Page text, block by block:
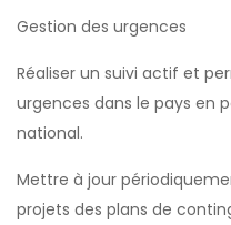
Gestion des urgences
Réaliser un suivi actif et
urgences dans le pays en
national.
Mettre à jour
projets des plans de